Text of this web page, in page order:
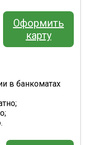
Оформить
карту
в банкоматах